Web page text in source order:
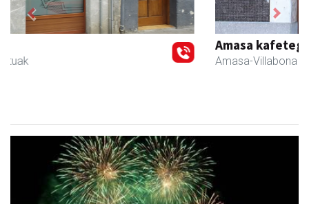
Amasa-Villabona
Previous Next